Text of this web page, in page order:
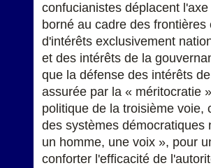
confucianistes déplacent
borné au cadre des
d'intérêts exclusivement
et des intérêts de la
que la défense des intérêts
assurée par la « méritocratie
politique de la troisième voie,
des systèmes démocratiques
un homme, une voix », pour
conforter l'efficacité de